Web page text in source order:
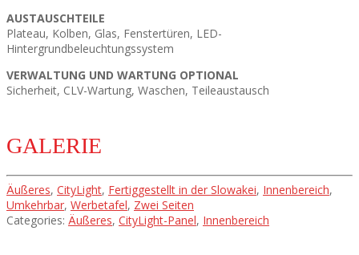
AUSTAUSCHTEILE
Plateau, Kolben, Glas, Fenstertüren, LED-
Hintergrundbeleuchtungssystem
VERWALTUNG UND WARTUNG OPTIONAL
Sicherheit, CLV-Wartung, Waschen, Teileaustausch
GALERIE
Äußeres, CityLight, Fertiggestellt in der Slowakei, Innenbereich,
Umkehrbar, Werbetafel, Zwei Seiten
Categories: Äußeres, CityLight-Panel, Innenbereich